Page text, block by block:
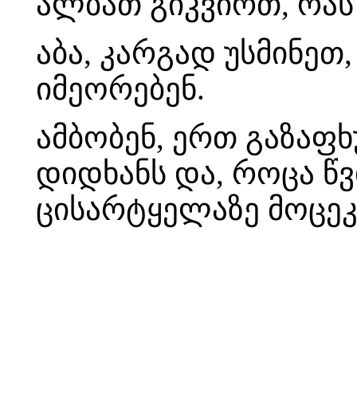
აბა, კარგად
იმეორებენ.
ამბობენ, ერთ
დიდხანს და, როცა
ცისარტყელაზე